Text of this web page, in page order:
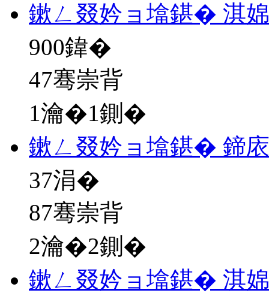
鏉ㄥ叕妗ョ墖鍖� 淇
900鍏�
47骞崇背
1瀹�1鍘�
鏉ㄥ叕妗ョ墖鍖� 鍗
37涓�
87骞崇背
2瀹�2鍘�
鏉ㄥ叕妗ョ墖鍖� 淇